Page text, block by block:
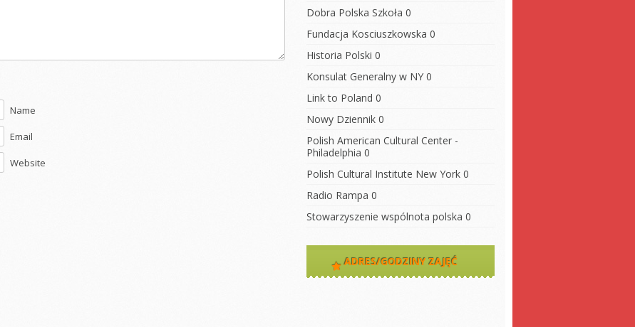
Name
Email
Website
Dobra Polska Szkoła 0
Fundacja Kosciuszkowska 0
Historia Polski 0
Konsulat Generalny w NY 0
Link to Poland 0
Nowy Dziennik 0
Polish American Cultural Center -
Philadelphia 0
Polish Cultural Institute New York 0
Radio Rampa 0
Stowarzyszenie wspólnota polska 0
ADRES/GODZINY ZAJĘĆ